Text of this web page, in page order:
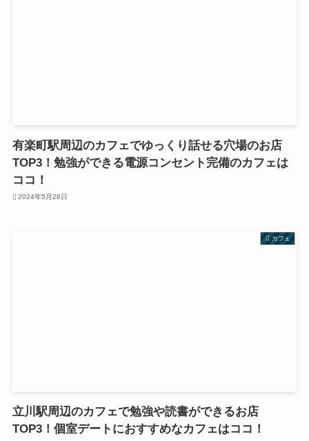
有楽町駅周辺のカフェでゆっくり話せる穴場のお店
TOP3！勉強ができる電源コンセント完備のカフェは
ココ！
2024年5月28日
カフェ
立川駅周辺のカフェで勉強や読書ができるお店
TOP3！個室デートにおすすめなカフェはココ！